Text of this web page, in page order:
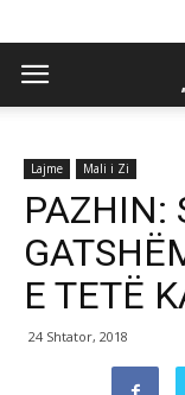
Lajme Mali i Zi
PAZHIN:
E TETË
24 Shtator, 2018